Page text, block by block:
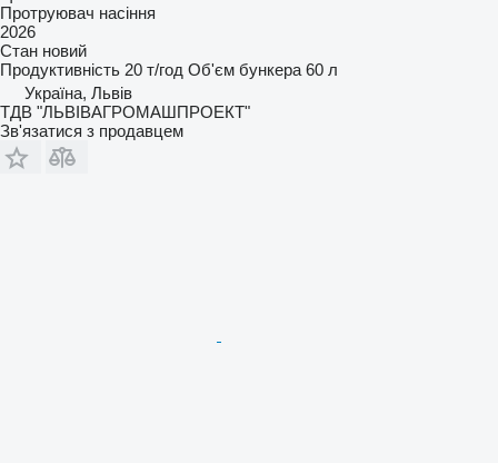
Протруювач насіння
2026
Стан новий
Продуктивність 20 т/год Об'єм бункера 60 л
Україна, Львів
ТДВ "ЛЬВІВАГРОМАШПРОЕКТ"
Зв'язатися з продавцем